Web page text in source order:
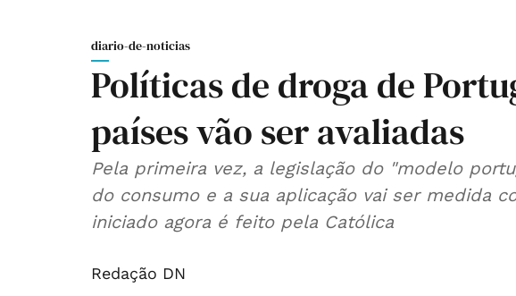
diario-de-noticias
Políticas de droga de
países vão ser avaliadas
Pela primeira vez, a legislação do "modelo
do consumo e a sua aplicação vai ser medida
iniciado agora é feito pela Católica
Redação DN